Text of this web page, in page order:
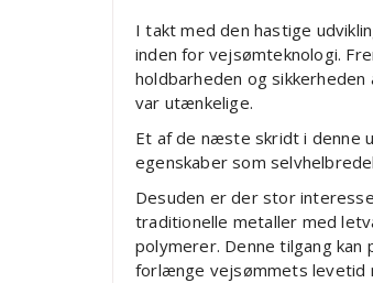
I takt med den hastige
inden for vejsømteknologi.
holdbarheden og
var utænkelige.
Et af de næste skridt i denne
egenskaber som
Desuden er der stor
traditionelle metaller med
polymerer. Denne tilgang
forlænge vejsømmets levetid